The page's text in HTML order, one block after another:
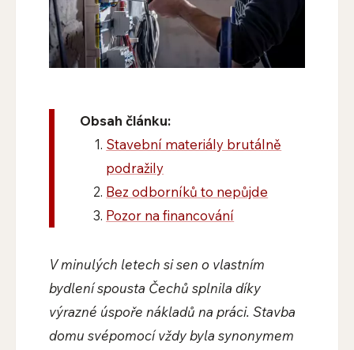
Obsah článku:
​Stavební materiály brutálně
podražily
​Bez odborníků to nepůjde
​Pozor na financování
V minulých letech si sen o vlastním
bydlení spousta Čechů splnila díky
výrazné úspoře nákladů na práci. Stavba
domu svépomocí vždy byla synonymem